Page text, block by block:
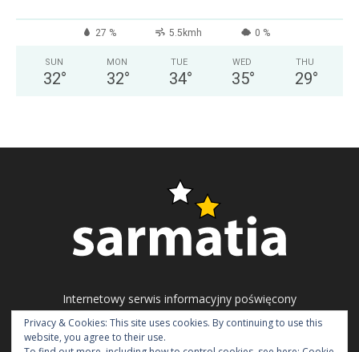
27 % 5.5kmh 0 %
SUN
32°
MON
32°
TUE
34°
WED
35°
THU
29°
Internetowy serwis informacyjny poświęcony
problematyce ukraińskiego społeczeństwa
obywatelskiego, polityki i gospodarki.
Privacy & Cookies: This site uses cookies. By continuing to use this
website, you agree to their use.